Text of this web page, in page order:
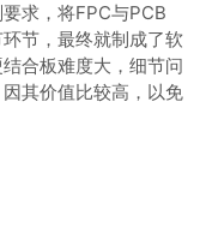
求，将FPC与PCB
节，最终就制成了软
合板难度大，细节问
其价值比较高，以免